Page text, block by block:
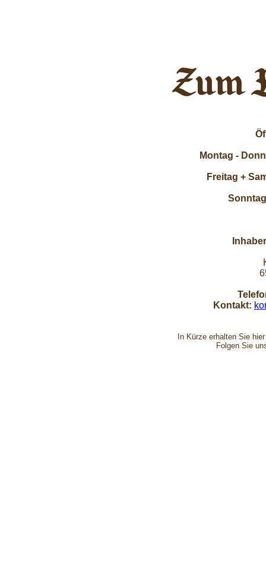
Montag -
Freitag +
Kontakt:
In Kürze erhalten Sie
Folgen Sie